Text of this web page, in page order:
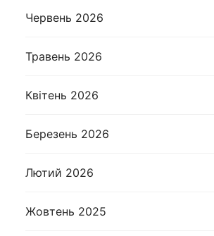
Червень 2026
Травень 2026
Квітень 2026
Березень 2026
Лютий 2026
Жовтень 2025